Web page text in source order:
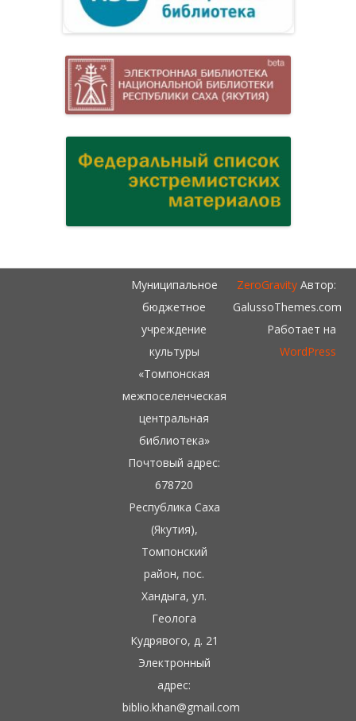
Муниципальное
бюджетное
учреждение
культуры
«Томпонская
межпоселенческая
центральная
библиотека»
Почтовый адрес:
678720
Республика Саха
(Якутия),
Томпонский
район, пос.
Хандыга, ул.
Геолога
Кудрявого, д. 21
Электронный
адрес:
biblio.khan@gmail.com
ZeroGravityАвтор:
GalussoThemes.com
Работает на
WordPress